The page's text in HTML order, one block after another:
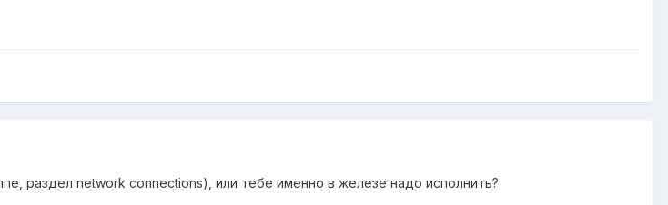
раздел network connections), или тебе именно в железе надо исполнить?